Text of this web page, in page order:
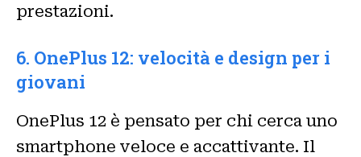
prestazioni.
6. OnePlus 12: velocità e design per i
giovani
OnePlus 12 è pensato per chi cerca uno
smartphone veloce e accattivante. Il